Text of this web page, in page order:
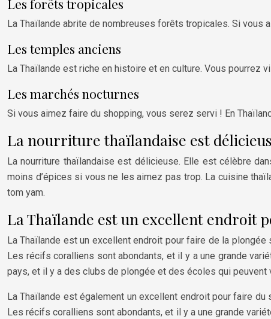
Les forêts tropicales
La Thaïlande abrite de nombreuses forêts tropicales. Si vous
Les temples anciens
La Thaïlande est riche en histoire et en culture. Vous pourrez
Les marchés nocturnes
Si vous aimez faire du shopping, vous serez servi ! En
La nourriture thaïlandaise est
La nourriture thaïlandaise est délicieuse. Elle est célèbre
moins d’épices si vous ne les aimez pas trop. La cuisine
tom yam.
La Thaïlande est un excellent endroit
La Thaïlande est un excellent endroit pour faire de la
Les récifs coralliens sont abondants, et il y a une grande
pays, et il y a des clubs de plongée et des écoles qui peuvent
La Thaïlande est également un excellent endroit pour faire
Les récifs coralliens sont abondants, et il y a une grande